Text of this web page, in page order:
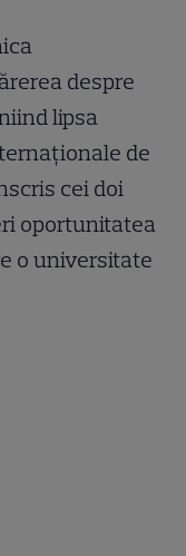
despre
lipsa
de
cei doi
oportunitatea
o universitate